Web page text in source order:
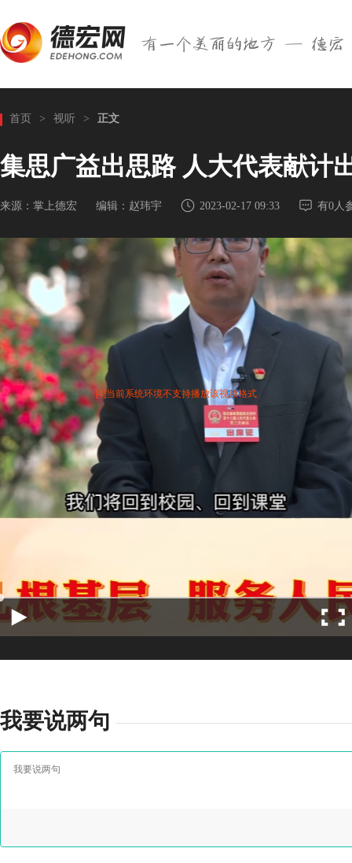
首页 > 视听 > 正文
集思广益出思路 人大代表献计
来源：掌上德宏 编辑：赵玮宇 2023-02-17 09:33 有0人
[4]当前系统环境不支持播放该视频格式
我要说两句